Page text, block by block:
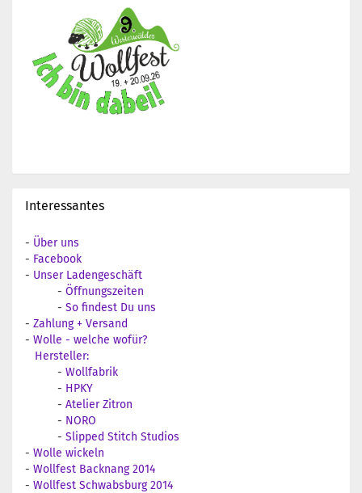
Interessantes
- Über uns
- Facebook
- Unser Ladengeschäft
- Öffnungszeiten
- So findest Du uns
- Zahlung + Versand
- Wolle - welche wofür?
Hersteller:
- Wollfabrik
- HPKY
- Atelier Zitron
- NORO
- Slipped Stitch Studios
- Wolle wickeln
- Wollfest Backnang 2014
- Wollfest Schwabsburg 2014